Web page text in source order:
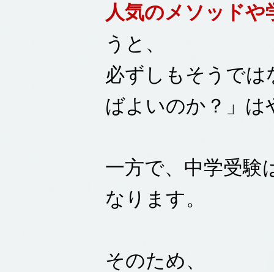
人気のメソッド
うと、
必ずしもそうでは
ばよいのか？」
一方で、中学受験
なります。
そのため、